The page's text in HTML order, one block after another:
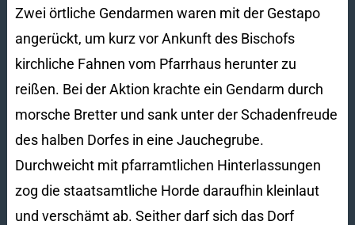
Zwei örtliche Gendarmen waren mit der Gestapo
angerückt, um kurz vor Ankunft des Bischofs
kirchliche Fahnen vom Pfarrhaus herunter zu
reißen. Bei der Aktion krachte ein Gendarm durch
morsche Bretter und sank unter der Schadenfreude
des halben Dorfes in eine Jauchegrube.
Durchweicht mit pfarramtlichen Hinterlassungen
zog die staatsamtliche Horde daraufhin kleinlaut
und verschämt ab. Seither darf sich das Dorf